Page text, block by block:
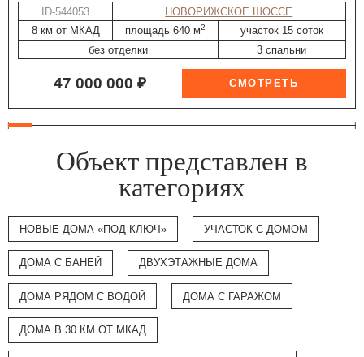
ID-544053
НОВОРИЖСКОЕ ШОССЕ
8 км от МКАД
площадь 640 м2
участок 15 соток
без отделки
3 спальни
47 000 000 ₽
Объект представлен в
категориях
НОВЫЕ ДОМА «ПОД КЛЮЧ» УЧАСТОК С ДОМОМ
ДОМА С БАНЕЙ ДВУХЭТАЖНЫЕ ДОМА
ДОМА РЯДОМ С ВОДОЙ ДОМА С ГАРАЖОМ
ДОМА В 30 КМ ОТ МКАД